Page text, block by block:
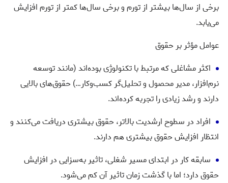
برخی از سال‌ها بیشتر از تورم و برخی سال‌ها کمتر از تورم افزایش
می‌یابد.
عوامل مؤثر بر حقوق
اکثر مشاغلی که مرتبط با تکنولوژی بوده‌اند (مانند توسعه
نرم‌افزار، مدیر محصول و تحلیل‌گر کسب‌و‌کار…) حقوق‌های بالایی
دارند و رشد زیادی را تجربه کرده‌اند.
افراد در سطوح ارشدیت بالاتر، حقوق بیشتری دریافت می‌کنند و
انتظار افزایش حقوق بیشتری هم دارند.
سابقه کار در ابتدای مسیر شغلی، تاثیر به‌سزایی در افزایش
حقوق دارد؛ اما با گذشت زمان تاثیر‌ آن کم می‌شود.